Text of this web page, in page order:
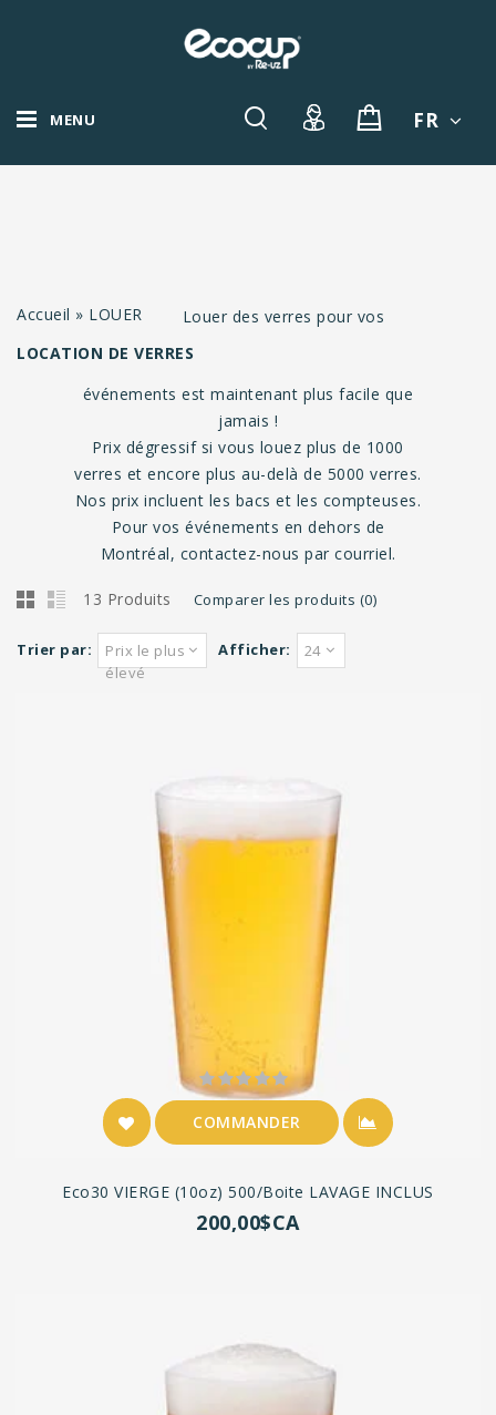
MENU FR
Accueil » LOUER
LOCATION DE VERRES
Louer des verres pour vos
événements est maintenant plus facile que
jamais !
Prix dégressif si vous louez plus de 1000
verres et encore plus au-delà de 5000 verres.
Nos prix incluent les bacs et les compteuses.
Pour vos événements en dehors de
Montréal, contactez-nous par courriel.
13 Produits Comparer les produits (0)
Trier par:
Prix le plus
élevé
Afficher: 24
COMMANDER
Eco30 VIERGE (10oz) 500/boite LAVAGE INCLUS
200,00$CA